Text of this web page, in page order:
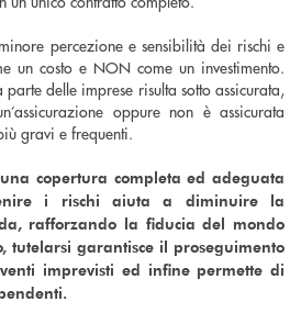
percezione e sensibilità dei rischi e
un costo e NON come un investimento.
delle imprese risulta sotto assicurata,
oppure non è assicurata
gravi e frequenti.
copertura completa ed adeguata
i rischi aiuta a diminuire la
rafforzando la fiducia del mondo
tutelarsi garantisce il proseguimento
imprevisti ed infine permette di